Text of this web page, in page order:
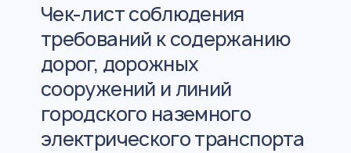
Чек-лист соблюдения
требований к содержанию
дорог, дорожных
сооружений и линий
городского наземного
электрического транспорта